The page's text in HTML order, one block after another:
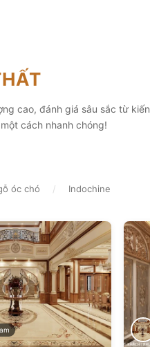
cao, đánh giá sâu sắc từ kiến
cách nhanh chóng!
óc chó / Indochine